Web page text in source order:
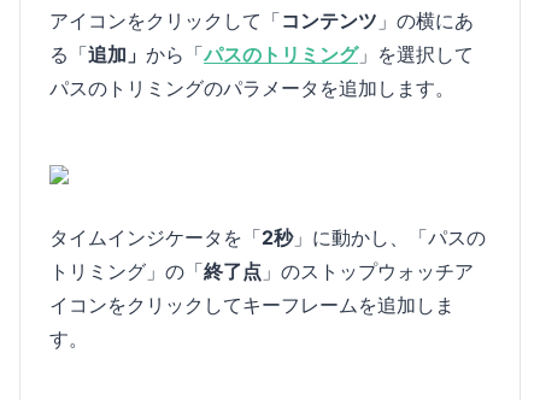
アイコンをクリックして「コンテンツ 」の横にあ
る「追加」 から「パスのトリミング」を選択して
パスのトリミングのパラメータを追加します。
タイムインジケータを「2秒」に動かし、「パスの
トリミング」の「終了点 」のストップウォッチア
イコンをクリックしてキーフレームを追加しま
す。